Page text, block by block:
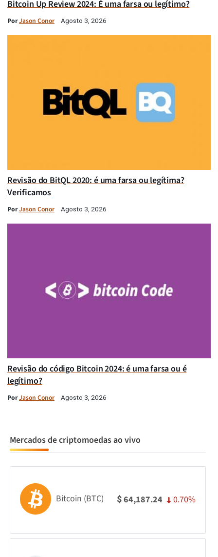
Bitcoin Up Review 2024: É uma farsa ou legítimo?
PorJason Conor Agosto 3, 2026
Revisão do BitQL 2020: é uma farsa ou legítima?
Verificamos
PorJason Conor Agosto 3, 2026
Revisão do código Bitcoin 2024: é uma farsa ou é
legítimo?
PorJason Conor Agosto 3, 2026
Mercados de criptomoedas ao vivo
Bitcoin (BTC) $64,187.24 0.70%